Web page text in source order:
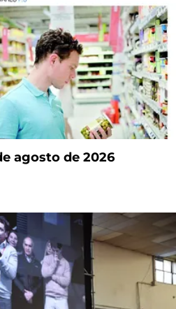
agosto de 2026